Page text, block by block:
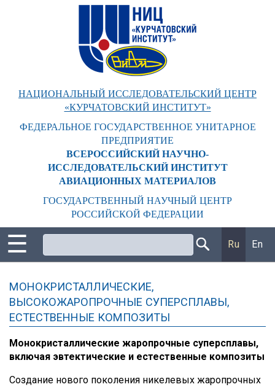
НАЦИОНАЛЬНЫЙ ИССЛЕДОВАТЕЛЬСКИЙ ЦЕНТР
«КУРЧАТОВСКИЙ ИНСТИТУТ»
ФЕДЕРАЛЬНОЕ ГОСУДАРСТВЕННОЕ УНИТАРНОЕ
ПРЕДПРИЯТИЕ
ВСЕРОССИЙСКИЙ НАУЧНО-
ИССЛЕДОВАТЕЛЬСКИЙ ИНСТИТУТ
АВИАЦИОННЫХ МАТЕРИАЛОВ
ГОСУДАРСТВЕННЫЙ НАУЧНЫЙ ЦЕНТР
РОССИЙСКОЙ ФЕДЕРАЦИИ
☰ Ru En
МОНОКРИСТАЛЛИЧЕСКИЕ,
ВЫСОКОЖАРОПРОЧНЫЕ СУПЕРСПЛАВЫ,
ЕСТЕСТВЕННЫЕ КОМПОЗИТЫ
Монокристаллические жаропрочные суперсплавы,
включая эвтектические и естественные композиты
Создание нового поколения никелевых жаропрочных